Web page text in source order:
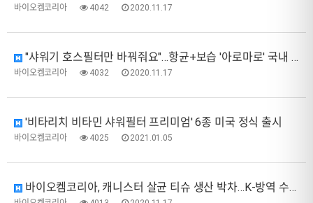
바이오켐코리아 4042 2020.11.17
"샤워기 호스필터만 바꿔줘요"…항균+보습 '아로마로' 국내 론칭
바이오켐코리아 4032 2020.11.17
'비타리치 비타민 샤워필터 프리미엄' 6종 미국 정식 출시
바이오켐코리아 4025 2021.01.05
바이오켐코리아, 캐니스터 살균 티슈 생산 박차…K-방역 수출 길 활짝